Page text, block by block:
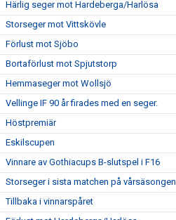
Härlig seger mot Hardeberga/Harlösa
Storseger mot Vittskövle
Förlust mot Sjöbo
Bortaförlust mot Spjutstorp
Hemmaseger mot Wollsjö
Vellinge IF 90 år firades med en seger.
Höstpremiär
Eskilscupen
Vinnare av Gothiacups B-slutspel i F16
Storseger i sista matchen på vårsäsongen
Tillbaka i vinnarspåret